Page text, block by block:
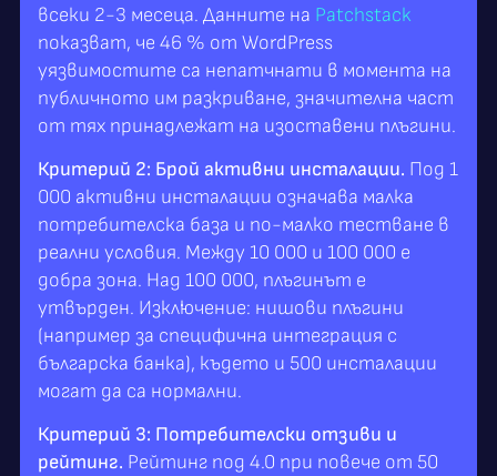
всеки 2-3 месеца. Данните на Patchstack
показват, че 46 % от WordPress
уязвимостите са непатчнати в момента на
публичното им разкриване, значителна част
от тях принадлежат на изоставени плъгини.
Критерий 2: Брой активни инсталации. Под 1
000 активни инсталации означава малка
потребителска база и по-малко тестване в
реални условия. Между 10 000 и 100 000 е
добра зона. Над 100 000, плъгинът е
утвърден. Изключение: нишови плъгини
(например за специфична интеграция с
българска банка), където и 500 инсталации
могат да са нормални.
Критерий 3: Потребителски отзиви и
рейтинг. Рейтинг под 4.0 при повече от 50